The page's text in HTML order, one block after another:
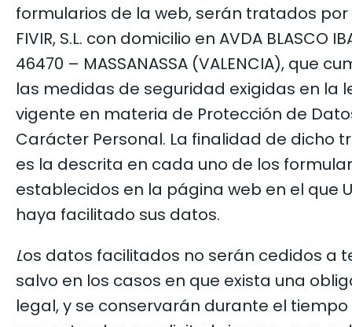
formularios de la web, serán tratados por
FIVIR, S.L. con domicilio en AVDA BLASCO
46470 – MASSANASSA (VALENCIA), que
las medidas de seguridad exigidas en la
vigente en materia de Protección de
Carácter Personal. La finalidad de dicho
es la descrita en cada uno de los
establecidos en la página web en el que
haya facilitado sus datos.
Los datos facilitados no serán cedidos a
salvo en los casos en que exista una
legal, y se conservarán durante el